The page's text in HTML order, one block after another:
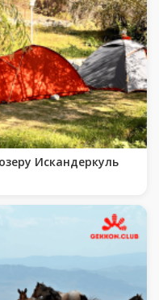
Искандеркуль